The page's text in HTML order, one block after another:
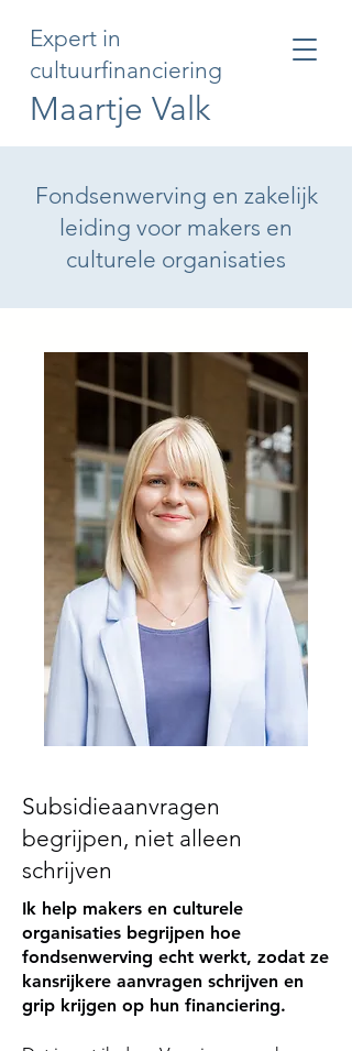
Expert in
cultuurfinanciering
Maartje Valk
Fondsenwerving en zakelijk
leiding voor makers en
culturele organisaties
Subsidieaanvragen
begrijpen, niet alleen
schrijven
Ik help makers en culturele
organisaties begrijpen hoe
fondsenwerving echt werkt, zodat ze
kansrijkere aanvragen schrijven en
grip krijgen op hun financiering.